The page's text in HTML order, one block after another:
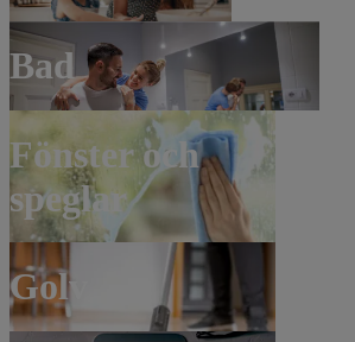
Bad
Fönster och
speglar
Golv